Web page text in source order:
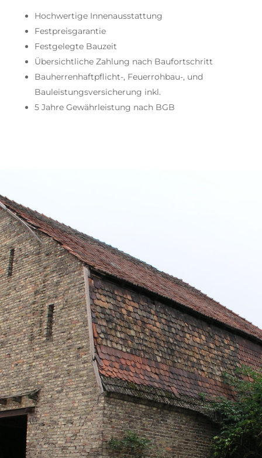
Hochwertige Innenausstattung
Festpreisgarantie
Festgelegte Bauzeit
Übersichtliche Zahlung nach Baufortschritt
Bauherrenhaftpflicht-, Feuerrohbau-, und
Bauleistungsversicherung inkl.
5 Jahre Gewährleistung nach BGB